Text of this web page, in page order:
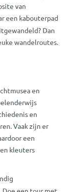
van
een kabouterpad
Dan
wandelroutes.
en
en
Vaak zijn er
een
kleuters